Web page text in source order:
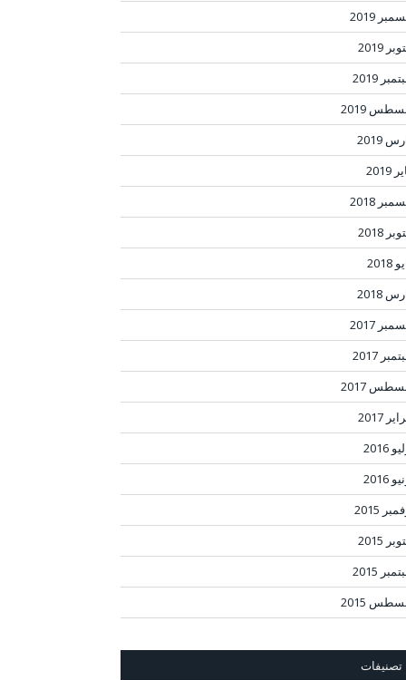
2019
2019
2019
2019
2019
2018
2018
2018
2017
2017
2017
2017
2016
2016
2015
2015
2015
2015
تصنيفات